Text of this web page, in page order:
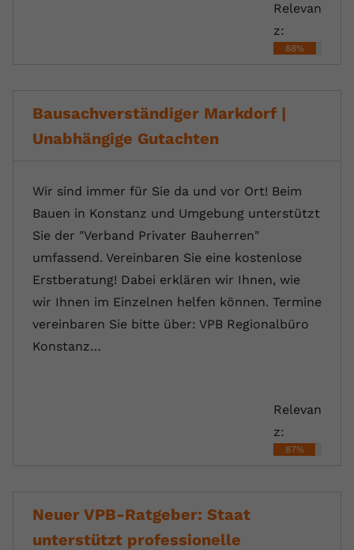
Relevan
z:
88%
Bausachverständiger Markdorf |
Unabhängige Gutachten
Wir sind immer für Sie da und vor Ort! Beim
Bauen in Konstanz und Umgebung unterstützt
Sie der "Verband Privater Bauherren"
umfassend. Vereinbaren Sie eine kostenlose
Erstberatung! Dabei erklären wir Ihnen, wie
wir Ihnen im Einzelnen helfen können. Termine
vereinbaren Sie bitte über: VPB Regionalbüro
Konstanz…
Relevan
z:
87%
Neuer VPB-Ratgeber: Staat
unterstützt professionelle